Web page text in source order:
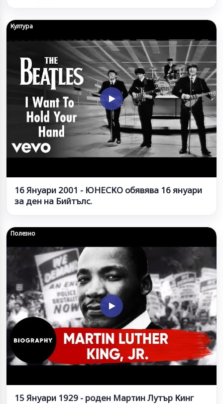
Култура
16 Януари 2001 - ЮНЕСКО обявява 16 януари
за ден на Бийтълс.
Полезно
15 Януари 1929 - роден Мартин Лутър Кинг